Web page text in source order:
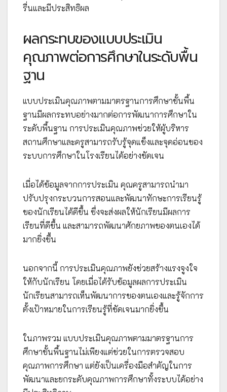
รื่นและมีประสิทธิผล
ผลกระทบของแบบประเมิน
คุณภาพต่อการศึกษาในระดับพื้น
ฐาน
แบบประเมินคุณภาพตามมาตรฐานการศึกษาขั้นพื้น
ฐานมีผลกระทบอย่างมากต่อการพัฒนาการศึกษาใน
ระดับพื้นฐาน การประเมินคุณภาพช่วยให้ผู้บริหาร
สถานศึกษาและครูสามารถรับรู้จุดแข็งและจุดอ่อนของ
ระบบการศึกษาในโรงเรียนได้อย่างชัดเจน
เมื่อได้ข้อมูลจากการประเมิน คุณครูสามารถนำมา
ปรับปรุงกระบวนการสอนและพัฒนาทักษะการเรียนรู้
ของนักเรียนได้ดีขึ้น ซึ่งจะส่งผลให้นักเรียนมีผลการ
เรียนที่ดีขึ้น และสามารถพัฒนาศักยภาพของตนเองได้
มากยิ่งขึ้น
นอกจากนี้ การประเมินคุณภาพยังช่วยสร้างแรงจูงใจ
ให้กับนักเรียน โดยเมื่อได้รับข้อมูลผลการประเมิน
นักเรียนสามารถเห็นพัฒนาการของตนเองและรู้จักการ
ตั้งเป้าหมายในการเรียนรู้ที่ชัดเจนมากยิ่งขึ้น
ในภาพรวม แบบประเมินคุณภาพตามมาตรฐานการ
ศึกษาขั้นพื้นฐานไม่เพียงแต่ช่วยในการตรวจสอบ
คุณภาพการศึกษา แต่ยังเป็นเครื่องมือสำคัญในการ
พัฒนาและยกระดับคุณภาพการศึกษาทั้งระบบได้อย่าง